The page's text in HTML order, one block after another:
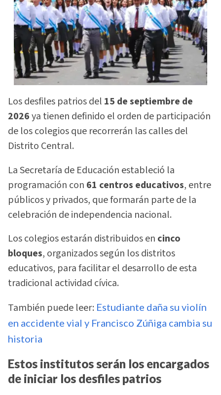
Los desfiles patrios del 15 de septiembre de
2026ya tienen definido el orden de participación
de los colegios que recorrerán las calles del
Distrito Central.
La Secretaría de Educación estableció la
programación con 61 centros educativos, entre
públicos y privados, que formarán parte de la
celebración de independencia nacional.
Los colegios estarán distribuidos en cinco
bloques, organizados según los distritos
educativos, para facilitar el desarrollo de esta
tradicional actividad cívica.
También puede leer: Estudiante daña su violín
en accidente vial y Francisco Zúñiga cambia su
historia
Estos institutos serán los encargados
de iniciar los desfiles patrios